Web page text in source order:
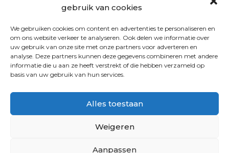
gebruik van cookies
We gebruiken cookies om content en advertenties te personaliseren en
om ons website verkeer te analyseren. Ook delen we informatie over
uw gebruik van onze site met onze partners voor adverteren en
analyse. Deze partners kunnen deze gegevens combineren met andere
informatie die u aan ze heeft verstrekt of die hebben verzameld op
basis van uw gebruik van hun services.
Alles toestaan
Weigeren
Aanpassen
VOLG ONS